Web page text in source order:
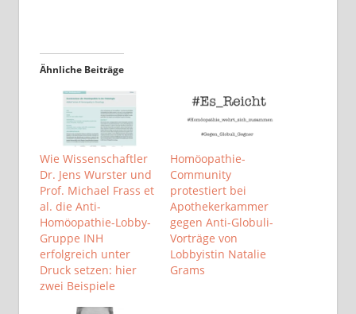
Ähnliche Beiträge
Wie Wissenschaftler
Dr. Jens Wurster und
Prof. Michael Frass et
al. die Anti-
Homöopathie-Lobby-
Gruppe INH
erfolgreich unter
Druck setzen: hier
zwei Beispiele
Homöopathie-
Community
protestiert bei
Apothekerkammer
gegen Anti-Globuli-
Vorträge von
Lobbyistin Natalie
Grams